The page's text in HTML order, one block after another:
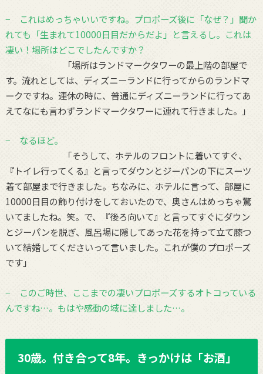
− これはめっちゃいいですね。プロポーズ後に「なぜ？」聞か
れても「生まれて10000日目だからだよ」と言えるし。これは
凄い！場所はどこでしたんですか？
「場所はランドマークタワーの最上階の部屋で
す。流れとしては、ディズニーランドに行ってからのランドマ
ークですね。連休の時に、普通にディズニーランドに行ってあ
えてなにも言わずランドマークタワーに連れて行きました。」
− なるほど。
「そうして、ホテルのフロントに着いてすぐ、
『トイレ行ってくる』と言ってダウンとジーパンの下にスーツ
着て部屋まで行きました。ちなみに、ホテルに言って、部屋に
10000日目の飾り付けをしておいたので、奥さんはめっちゃ驚
いてましたね。笑。で、『後ろ向いて』と言ってすぐにダウン
とジーパンを脱ぎ、風呂場に隠してあった花を持って立て膝つ
いて結婚してくださいって言いました。これが僕のプロポーズ
です」
− このご時世、ここまでの凄いプロポーズするオトコっている
んですね…。もはや感動の域に達しました…。
30歳。付き合って8年。きっかけは「お酒」